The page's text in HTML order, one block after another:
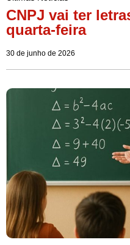
CNPJ vai ter
quarta-feira
30 de junho de 2026